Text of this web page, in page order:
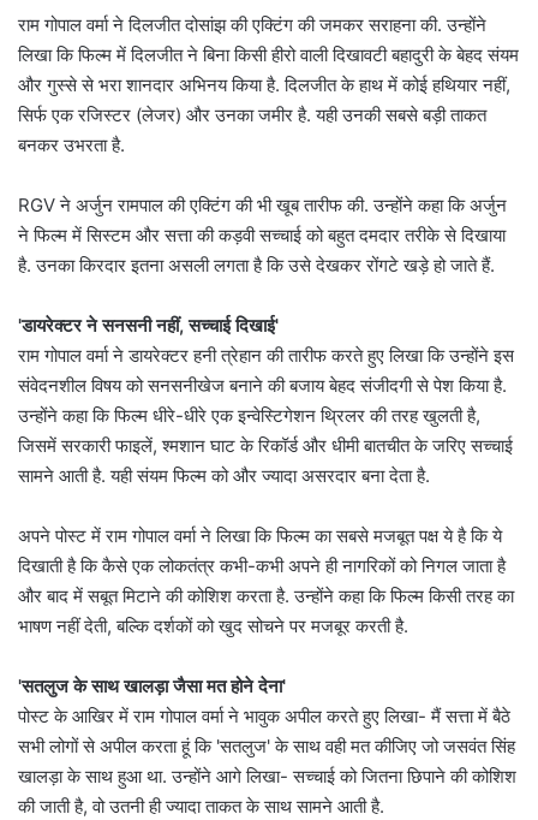
राम गोपाल वर्मा ने दिलजीत दोसांझ की एक्टिंग की जमकर सराहना की. उन्होंने
लिखा कि फिल्म में दिलजीत ने बिना किसी हीरो वाली दिखावटी बहादुरी के बेहद संयम
और गुस्से से भरा शानदार अभिनय किया है. दिलजीत के हाथ में कोई हथियार नहीं,
सिर्फ एक रजिस्टर (लेजर) और उनका जमीर है. यही उनकी सबसे बड़ी ताकत
बनकर उभरता है.
RGV ने अर्जुन रामपाल की एक्टिंग की भी खूब तारीफ की. उन्होंने कहा कि अर्जुन
ने फिल्म में सिस्टम और सत्ता की कड़वी सच्चाई को बहुत दमदार तरीके से दिखाया
है. उनका किरदार इतना असली लगता है कि उसे देखकर रोंगटे खड़े हो जाते हैं.
'डायरेक्टर ने सनसनी नहीं, सच्चाई दिखाई'
राम गोपाल वर्मा ने डायरेक्टर हनी त्रेहान की तारीफ करते हुए लिखा कि उन्होंने इस
संवेदनशील विषय को सनसनीखेज बनाने की बजाय बेहद संजीदगी से पेश किया है.
उन्होंने कहा कि फिल्म धीरे-धीरे एक इन्वेस्टिगेशन थ्रिलर की तरह खुलती है,
जिसमें सरकारी फाइलें, श्मशान घाट के रिकॉर्ड और धीमी बातचीत के जरिए सच्चाई
सामने आती है. यही संयम फिल्म को और ज्यादा असरदार बना देता है.
अपने पोस्ट में राम गोपाल वर्मा ने लिखा कि फिल्म का सबसे मजबूत पक्ष ये है कि ये
दिखाती है कि कैसे एक लोकतंत्र कभी-कभी अपने ही नागरिकों को निगल जाता है
और बाद में सबूत मिटाने की कोशिश करता है. उन्होंने कहा कि फिल्म किसी तरह का
भाषण नहीं देती, बल्कि दर्शकों को खुद सोचने पर मजबूर करती है.
'सतलुज के साथ खालड़ा जैसा मत होने देना'
पोस्ट के आखिर में राम गोपाल वर्मा ने भावुक अपील करते हुए लिखा- मैं सत्ता में बैठे
सभी लोगों से अपील करता हूं कि 'सतलुज' के साथ वही मत कीजिए जो जसवंत सिंह
खालड़ा के साथ हुआ था. उन्होंने आगे लिखा- सच्चाई को जितना छिपाने की कोशिश
की जाती है, वो उतनी ही ज्यादा ताकत के साथ सामने आती है.